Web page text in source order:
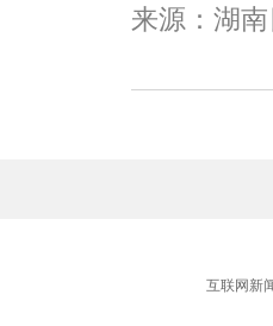
来源：湖
互联网新